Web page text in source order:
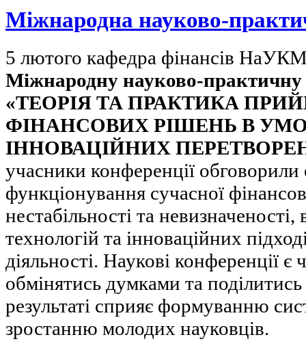
Міжнародна науково-
5 лютого кафедра фінансів
Міжнародну науково-
«ТЕОРІЯ ТА ПРАКТИКА
ФІНАНСОВИХ РІШЕНЬ В
ІННОВАЦІЙНИХ
учасники конференції обговорили
функціонування сучасної
нестабільності та
технологій та інноваційних
діяльності. Наукові конференції
обмінятись думками та
результаті сприяє формуванню
зростанню молодих науковців.